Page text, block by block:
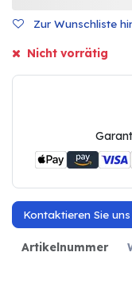
Zur Wunschliste
Nicht vorrätig
Kontaktieren Sie uns
Artikelnummer